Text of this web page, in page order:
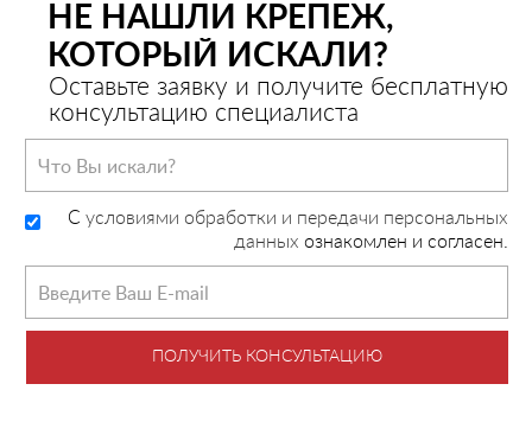
НЕ НАШЛИ КРЕПЕЖ,
КОТОРЫЙ ИСКАЛИ?
Оставьте заявку и получите бесплатную
консультацию специалиста
C условиями обработки и передачи персональных
данных ознакомлен и согласен.
ПОЛУЧИТЬ КОНСУЛЬТАЦИЮ